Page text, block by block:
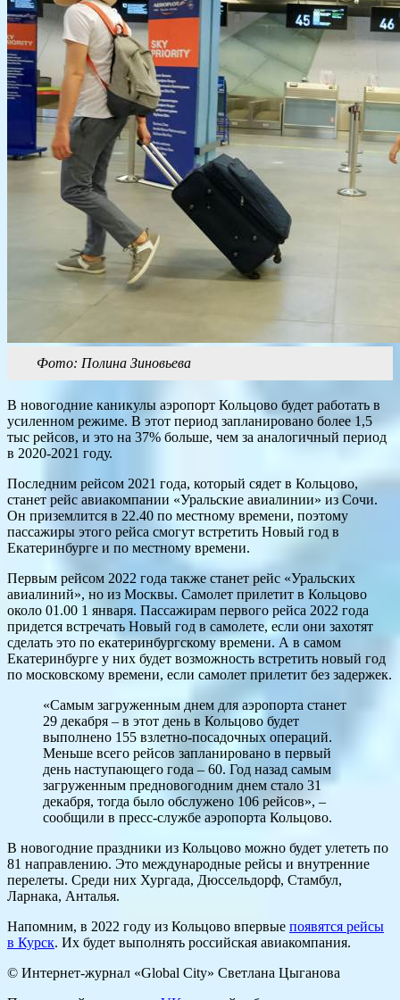
Фото: Полина Зиновьева
В новогодние каникулы аэропорт Кольцово будет работать в
усиленном режиме. В этот период запланировано более 1,5
тыс рейсов, и это на 37% больше, чем за аналогичный период
в 2020-2021 году.
Последним рейсом 2021 года, который сядет в Кольцово,
станет рейс авиакомпании «Уральские авиалинии» из Сочи.
Он приземлится в 22.40 по местному времени, поэтому
пассажиры этого рейса смогут встретить Новый год в
Екатеринбурге и по местному времени.
Первым рейсом 2022 года также станет рейс «Уральских
авиалиний», но из Москвы. Самолет прилетит в Кольцово
около 01.00 1 января. Пассажирам первого рейса 2022 года
придется встречать Новый год в самолете, если они захотят
сделать это по екатеринбургскому времени. А в самом
Екатеринбурге у них будет возможность встретить новый год
по московскому времени, если самолет прилетит без задержек.
«Самым загруженным днем для аэропорта станет
29 декабря – в этот день в Кольцово будет
выполнено 155 взлетно-посадочных операций.
Меньше всего рейсов запланировано в первый
день наступающего года – 60. Год назад самым
загруженным предновогодним днем стало 31
декабря, тогда было обслужено 106 рейсов», –
сообщили в пресс-службе аэропорта Кольцово.
В новогодние праздники из Кольцово можно будет улететь по
81 направлению. Это международные рейсы и внутренние
перелеты. Среди них Хургада, Дюссельдорф, Стамбул,
Ларнака, Анталья.
Напомним, в 2022 году из Кольцово впервые появятся рейсы
в Курск. Их будет выполнять российская авиакомпания.
© Интернет-журнал «Global City» Светлана Цыганова